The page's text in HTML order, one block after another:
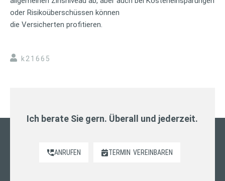
oder Risikoüberschüssen können
die Versicherten profitieren.
k21665
Ich berate Sie gern. Überall und jederzeit.
ANRUFEN TERMIN VEREINBAREN